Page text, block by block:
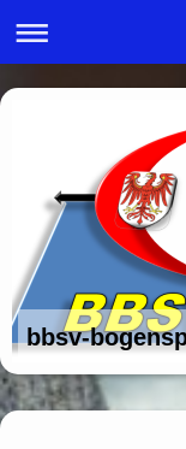
bbsv-